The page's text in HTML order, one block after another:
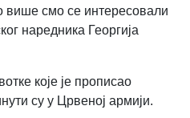
више смо се интересовали
наредника Георгија
које је прописао
су у Црвеној армији.